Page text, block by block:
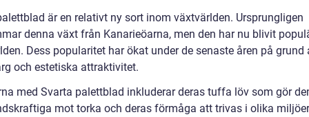
är en relativt ny sort inom växtvärlden. Ursprungligen
denna växt från Kanarieöarna, men den har nu blivit
Dess popularitet har ökat under de senaste åren på grund
och estetiska attraktivitet.
med Svarta palettblad inkluderar deras tuffa löv som gör
mot torka och deras förmåga att trivas i olika